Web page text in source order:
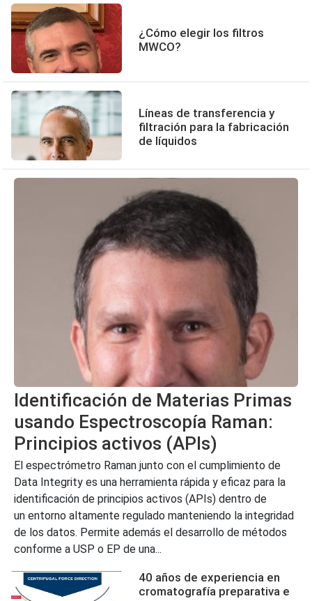
¿Cómo elegir los filtros
MWCO?
Líneas de transferencia y
filtración para la fabricación
de líquidos
Identificación de Materias Primas
usando Espectroscopía Raman:
Principios activos (APIs)
El espectrómetro Raman junto con el cumplimiento de
Data Integrity es una herramienta rápida y eficaz para la
identificación de principios activos (APIs) dentro de
un entorno altamente regulado manteniendo la integridad
de los datos. Permite además el desarrollo de métodos
conforme a USP o EP de una...
40 años de experiencia en
cromatografía preparativa e